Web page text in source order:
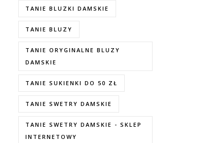
TANIE BLUZKI DAMSKIE
TANIE BLUZY
TANIE ORYGINALNE BLUZY
DAMSKIE
TANIE SUKIENKI DO 50 ZŁ
TANIE SWETRY DAMSKIE
TANIE SWETRY DAMSKIE - SKLEP
INTERNETOWY